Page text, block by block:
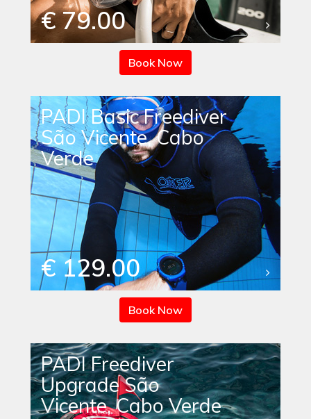
€ 79.00
Book Now
PADI Basic Freediver
São Vicente, Cabo
Verde
€ 129.00
Book Now
PADI Freediver
Upgrade São
Vicente, Cabo Verde